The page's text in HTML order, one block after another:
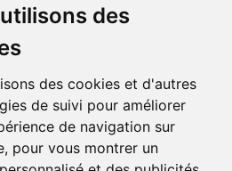
des
des cookies et d'autres
de suivi pour améliorer
de navigation sur
pour vous montrer un
porcherie totale »